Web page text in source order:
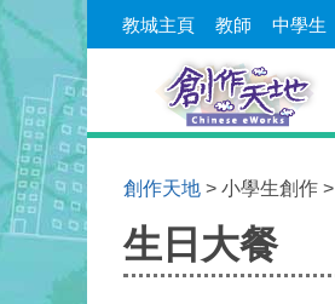
教城主頁 教師 中學生
創作天地 > 小學生創作 >
生日大餐